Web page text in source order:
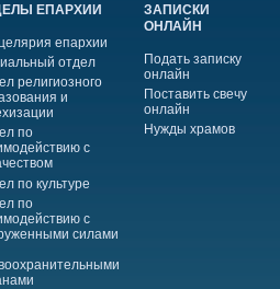
ЕПАРХИИ
епархии
отдел
религиозного
и
по
с
по культуре
по
с
силами
ЗАПИСКИ
ОНЛАЙН
Подать записку
онлайн
Поставить свечу
онлайн
Нужды храмов